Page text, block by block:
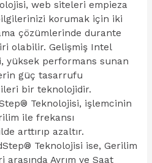
web siteleri empieza
korumak için iki
çözümlerinde durante
olabilir. Gelişmiş Intel
yüksek performans sunan
güç tasarrufu
ileri bir teknolojidir.
Teknolojisi, işlemcinin
ile frekansı
arttırıp azaltır.
Teknolojisi ise, Gerilim
Ayrım ve Saat